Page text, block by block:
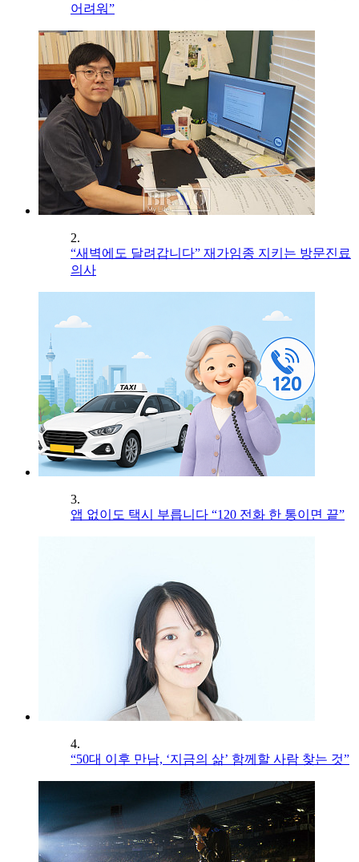
어려워”
2.
“새벽에도 달려갑니다” 재가임종 지키는 방문진료
의사
3.
앱 없이도 택시 부릅니다 “120 전화 한 통이면 끝”
4.
“50대 이후 만남, ‘지금의 삶’ 함께할 사람 찾는 것”